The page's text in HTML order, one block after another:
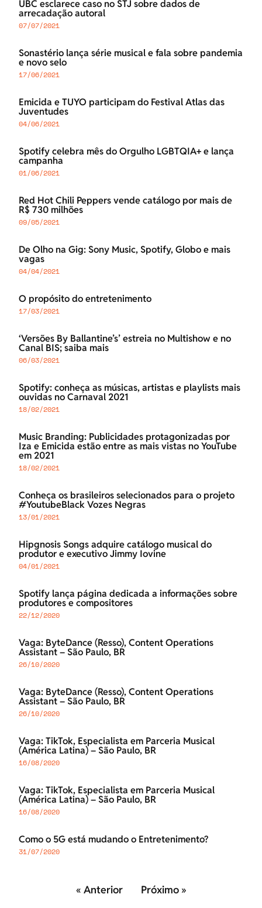
UBC esclarece caso no STJ sobre dados de
arrecadação autoral
07/07/2021
Sonastério lança série musical e fala sobre pandemia
e novo selo
17/06/2021
Emicida e TUYO participam do Festival Atlas das
Juventudes
04/06/2021
Spotify celebra mês do Orgulho LGBTQIA+ e lança
campanha
01/06/2021
Red Hot Chili Peppers vende catálogo por mais de
R$ 730 milhões
09/05/2021
De Olho na Gig: Sony Music, Spotify, Globo e mais
vagas
04/04/2021
O propósito do entretenimento
17/03/2021
‘Versões By Ballantine’s’ estreia no Multishow e no
Canal BIS; saiba mais
06/03/2021
Spotify: conheça as músicas, artistas e playlists mais
ouvidas no Carnaval 2021
18/02/2021
Music Branding: Publicidades protagonizadas por
Iza e Emicida estão entre as mais vistas no YouTube
em 2021
18/02/2021
Conheça os brasileiros selecionados para o projeto
#YoutubeBlack Vozes Negras
13/01/2021
Hipgnosis Songs adquire catálogo musical do
produtor e executivo Jimmy Iovine
04/01/2021
Spotify lança página dedicada a informações sobre
produtores e compositores
22/12/2020
Vaga: ByteDance (Resso), Content Operations
Assistant – São Paulo, BR
26/10/2020
Vaga: ByteDance (Resso), Content Operations
Assistant – São Paulo, BR
26/10/2020
Vaga: TikTok, Especialista em Parceria Musical
(América Latina) – São Paulo, BR
16/08/2020
Vaga: TikTok, Especialista em Parceria Musical
(América Latina) – São Paulo, BR
16/08/2020
Como o 5G está mudando o Entretenimento?
31/07/2020
« Anterior Próximo »